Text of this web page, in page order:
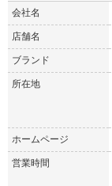
会社名
店舗名
ブランド
所在地
ホームページ
営業時間